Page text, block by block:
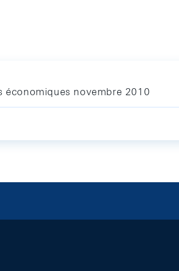
novembre 2010